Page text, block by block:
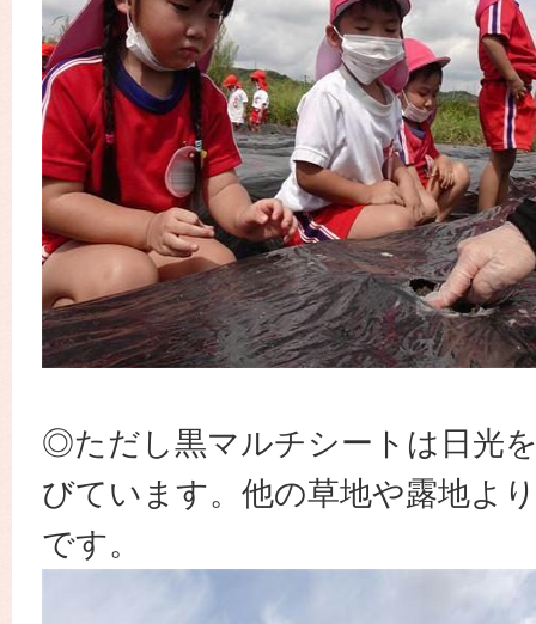
◎ただし黒マルチシートは日光
びています。他の草地や露地よ
です。